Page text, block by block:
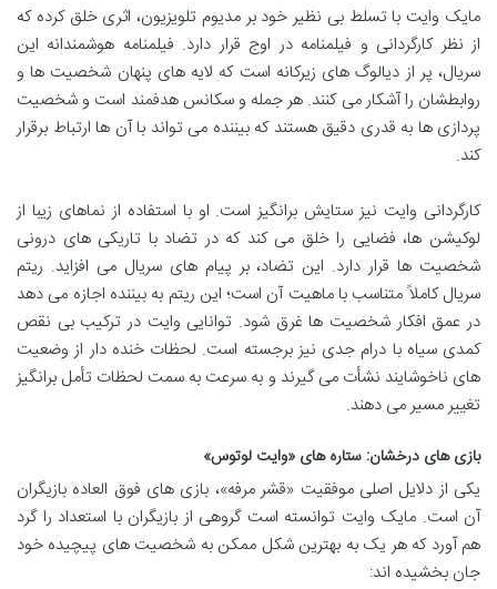
مایک وایت با تسلط بی نظیر خود بر مدیوم تلویزیون، اثری خلق کرده که
از نظر کارگردانی و فیلمنامه در اوج قرار دارد. فیلمنامه هوشمندانه این
سریال، پر از دیالوگ های زیرکانه است که لایه های پنهان شخصیت ها و
روابطشان را آشکار می کنند. هر جمله و سکانس هدفمند است و شخصیت
پردازی ها به قدری دقیق هستند که بیننده می تواند با آن ها ارتباط برقرار
کند.
کارگردانی وایت نیز ستایش برانگیز است. او با استفاده از نماهای زیبا از
لوکیشن ها، فضایی را خلق می کند که در تضاد با تاریکی های درونی
شخصیت ها قرار دارد. این تضاد، بر پیام های سریال می افزاید. ریتم
سریال کاملاً متناسب با ماهیت آن است؛ این ریتم به بیننده اجازه می دهد
در عمق افکار شخصیت ها غرق شود. توانایی وایت در ترکیب بی نقص
کمدی سیاه با درام جدی نیز برجسته است. لحظات خنده دار از وضعیت
های ناخوشایند نشأت می گیرند و به سرعت به سمت لحظات تأمل برانگیز
تغییر مسیر می دهند.
بازی های درخشان: ستاره های «وایت لوتوس»
یکی از دلایل اصلی موفقیت «قشر مرفه»، بازی های فوق العاده بازیگران
آن است. مایک وایت توانسته است گروهی از بازیگران با استعداد را گرد
هم آورد که هر یک به بهترین شکل ممکن به شخصیت های پیچیده خود
جان بخشیده اند: